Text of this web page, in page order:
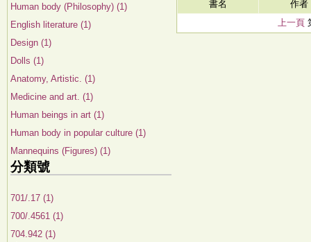
Human body (Philosophy) (1)
English literature (1)
Design (1)
Dolls (1)
Anatomy, Artistic. (1)
Medicine and art. (1)
Human beings in art (1)
Human body in popular culture (1)
Mannequins (Figures) (1)
分類號
701/.17 (1)
700/.4561 (1)
704.942 (1)
書名
作者
上一頁